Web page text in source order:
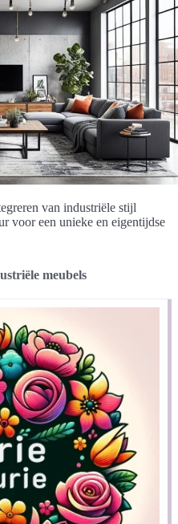
van industriële stijl
voor een unieke en eigentijdse
meubels